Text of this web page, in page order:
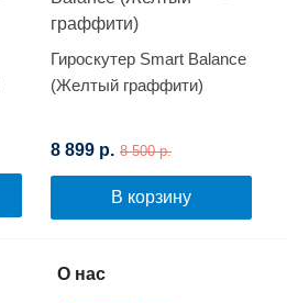
Гироскутер Smart Balance
(Желтый граффити)
8 899 р. 8 500 р.
В корзину
О нас